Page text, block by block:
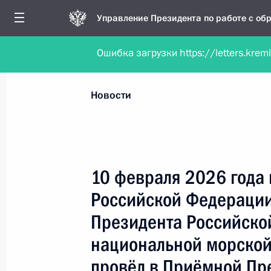
Управление Президента по работе с
Обратиться в форме электронного
Все новости
Новости личного приёма
Поручения, данные по результатам
приёма
Новости
10 февраля 2026
Российской
Президента
национальной
Ошибка загрузки https://